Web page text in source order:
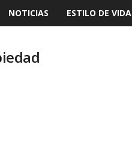
NOTICIAS ESTILO DE VIDA